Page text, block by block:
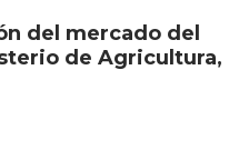
del mercado del
de Agricultura,